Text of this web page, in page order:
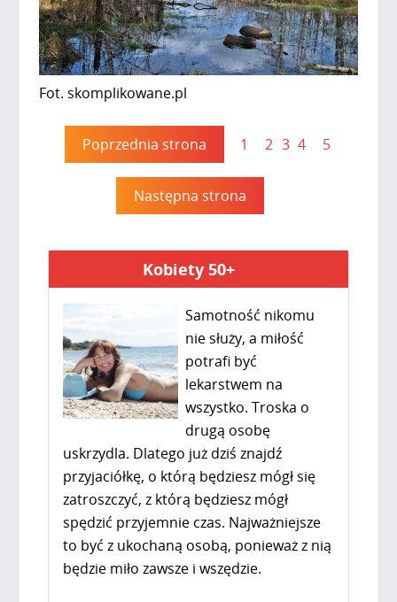
Fot. skomplikowane.pl
Poprzednia strona 1 2 3 4 5
Następna strona
Kobiety 50+
Samotność nikomu
nie służy, a miłość
potrafi być
lekarstwem na
wszystko. Troska o
drugą osobę
uskrzydla. Dlatego już dziś znajdź
przyjaciółkę, o którą będziesz mógł się
zatroszczyć, z którą będziesz mógł
spędzić przyjemnie czas. Najważniejsze
to być z ukochaną osobą, ponieważ z nią
będzie miło zawsze i wszędzie.